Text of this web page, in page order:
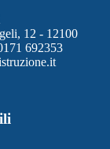
12 - 12100
692353